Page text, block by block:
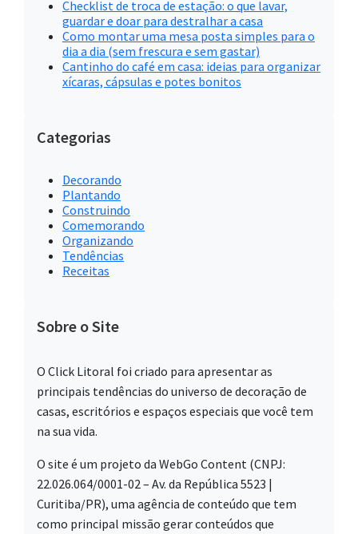
Checklist de troca de estação: o que lavar,
guardar e doar para destralhar a casa
Como montar uma mesa posta simples para o
dia a dia (sem frescura e sem gastar)
Cantinho do café em casa: ideias para organizar
xícaras, cápsulas e potes bonitos
Categorias
Decorando
Plantando
Construindo
Comemorando
Organizando
Tendências
Receitas
Sobre o Site
O Click Litoral foi criado para apresentar as
principais tendências do universo de decoração de
casas, escritórios e espaços especiais que você tem
na sua vida.
O site é um projeto da WebGo Content (CNPJ:
22.026.064/0001-02 – Av. da República 5523 |
Curitiba/PR), uma agência de conteúdo que tem
como principal missão gerar conteúdos que